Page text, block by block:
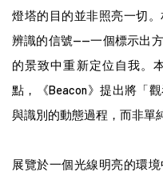
燈塔的目的並非照亮一切
辨識的信號——一個標示出
的景致中重新定位自我。
點，《Beacon》提出將「
與識別的動態過程，而非單
展覽於一個光線明亮的環